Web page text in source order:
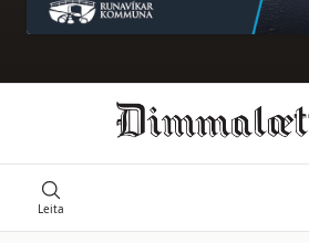
Leita
Ongi úrslit